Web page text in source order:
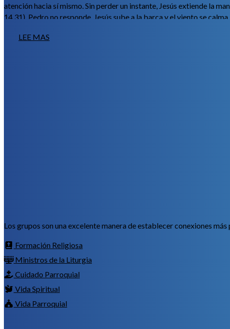
atención hacia sí mismo. Sin perder un instante, Jesús extiende la
14,31). Pedro no responde. Jesús sube a la barca y el viento se
LEE MAS
Los grupos son una excelente manera de establecer conexiones
Formación Religiosa
Ministros de la Liturgia
Cuidado Parroquial
Vida Spiritual
Vida Parroquial